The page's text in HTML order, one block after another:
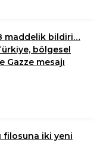
maddelik bildiri…
bölgesel
Gazze mesajı
filosuna iki yeni